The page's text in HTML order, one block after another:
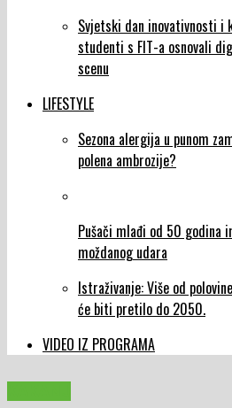
Svjetski dan inovativnosti i
studenti s FIT-a osnovali
scenu
LIFESTYLE
Sezona alergija u punom
polena ambrozije?
Pušači mlađi od 50 godina
moždanog udara
Istraživanje: Više od
će biti pretilo do 2050.
VIDEO IZ PROGRAMA